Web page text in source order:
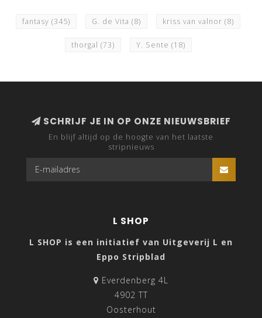
fantasy (345) G. de Vita (8) kriss van valnor (8)
thorgal (73) Y. Sente (18)
SCHRIJF JE IN OP ONZE NIEUWSBRIEF
En blijf altijd op de hoogte van het laatste
stripnieuws
L SHOP
L SHOP is een initiatief van Uitgeverij L en
Eppo Stripblad
Everdenberg 4L
4902 TT
Oosterhout